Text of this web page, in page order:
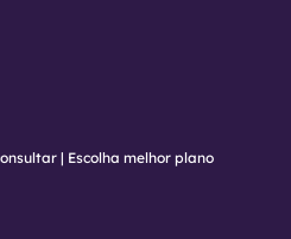
| Escolha melhor plano